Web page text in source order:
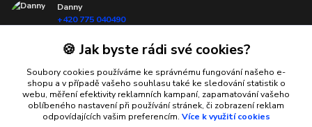
Danny
+420 775 040490
🍪 Jak byste rádi své cookies?
Soubory cookies používáme ke správnému fungování našeho e-
shopu a v případě vašeho souhlasu také ke sledování statistik o
webu, měření efektivity reklamních kampaní, zapamatování vašeho
oblíbeného nastavení při používání stránek, či zobrazení reklam
odpovídajících vašim preferencím. Více k využití cookies